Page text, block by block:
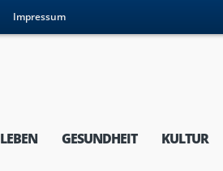
Impressum
LEBEN GESUNDHEIT KULTUR